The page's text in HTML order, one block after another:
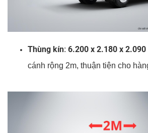
Thùng kín: 6.200 x 2.180 x 2.090
cánh rộng 2m, thuận tiện cho